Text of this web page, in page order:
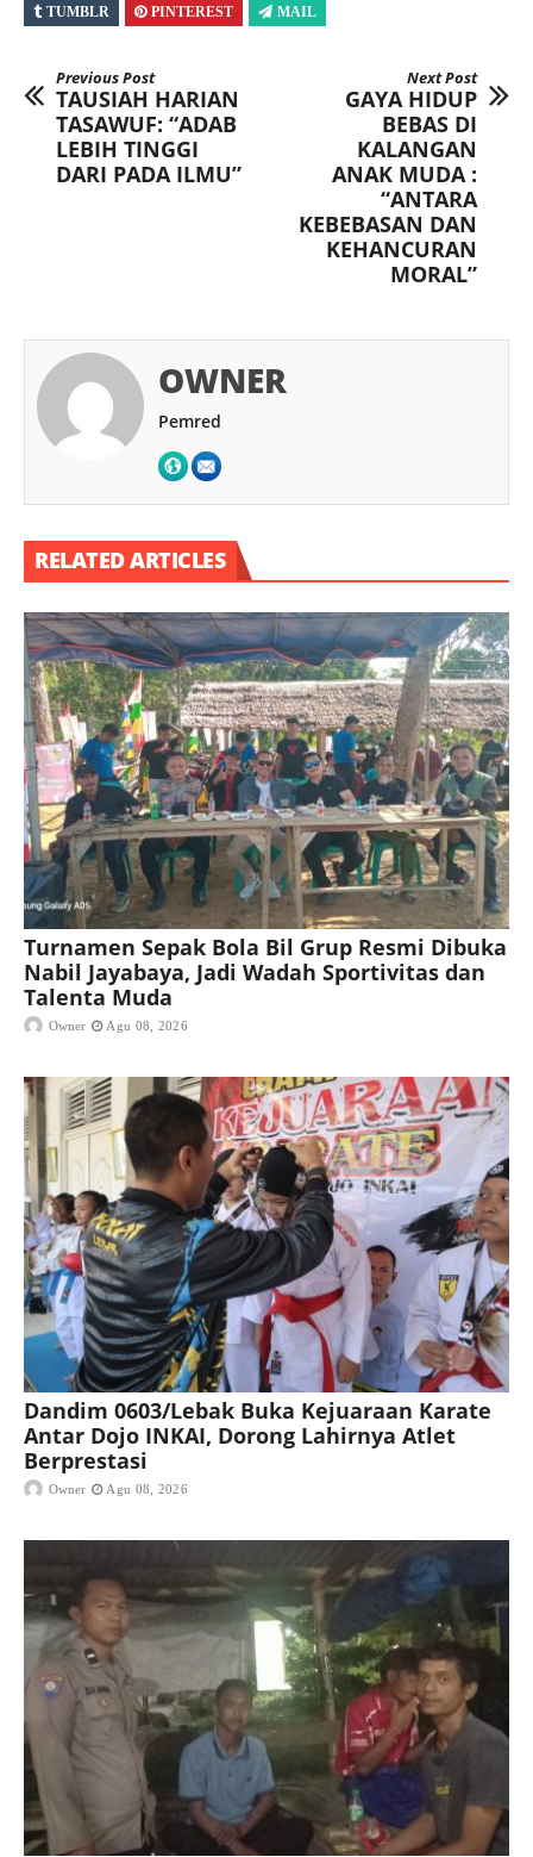
TUMBLR PINTEREST MAIL
Previous Post
TAUSIAH HARIAN
TASAWUF: “ADAB
LEBIH TINGGI
DARI PADA ILMU”
Next Post
GAYA HIDUP
BEBAS DI
KALANGAN
ANAK MUDA :
“ANTARA
KEBEBASAN DAN
KEHANCURAN
MORAL”
OWNER
Pemred
RELATED ARTICLES
Turnamen Sepak Bola Bil Grup Resmi Dibuka
Nabil Jayabaya, Jadi Wadah Sportivitas dan
Talenta Muda
Owner Agu 08, 2026
Dandim 0603/Lebak Buka Kejuaraan Karate
Antar Dojo INKAI, Dorong Lahirnya Atlet
Berprestasi
Owner Agu 08, 2026